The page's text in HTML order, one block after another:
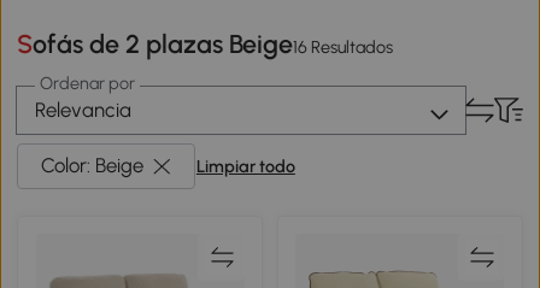
Sofás de 2 plazas Beige16 Resultados
Ordenar por
Relevancia
Color: Beige Limpiar todo